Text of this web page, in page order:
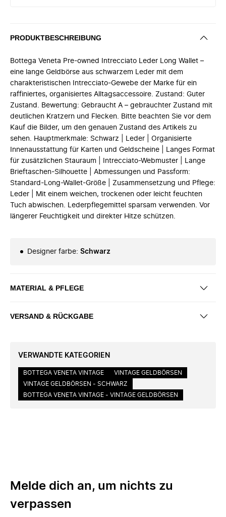
PRODUKTBESCHREIBUNG
Bottega Veneta Pre-owned Intrecciato Leder Long Wallet –
eine lange Geldbörse aus schwarzem Leder mit dem
charakteristischen Intrecciato-Gewebe der Marke für ein
raffiniertes, organisiertes Alltagsaccessoire. Zustand: Guter
Zustand. Bewertung: Gebraucht A – gebrauchter Zustand mit
deutlichen Kratzern und Flecken. Bitte beachten Sie vor dem
Kauf die Bilder, um den genauen Zustand des Artikels zu
sehen. Hauptmerkmale: Schwarz | Leder | Organisierte
Innenausstattung für Karten und Geldscheine | Langes Format
für zusätzlichen Stauraum | Intrecciato-Webmuster | Lange
Brieftaschen-Silhouette | Abmessungen und Passform:
Standard-Long-Wallet-Größe | Zusammensetzung und Pflege:
Leder | Mit einem weichen, trockenen oder leicht feuchten
Tuch abwischen. Lederpflegemittel sparsam verwenden. Vor
längerer Feuchtigkeit und direkter Hitze schützen.
Designer farbe: Schwarz
MATERIAL & PFLEGE
VERSAND & RÜCKGABE
VERWANDTE KATEGORIEN
BOTTEGA VENETA VINTAGE
VINTAGE GELDBÖRSEN
VINTAGE GELDBÖRSEN - SCHWARZ
BOTTEGA VENETA VINTAGE - VINTAGE GELDBÖRSEN
Melde dich an, um nichts zu
verpassen